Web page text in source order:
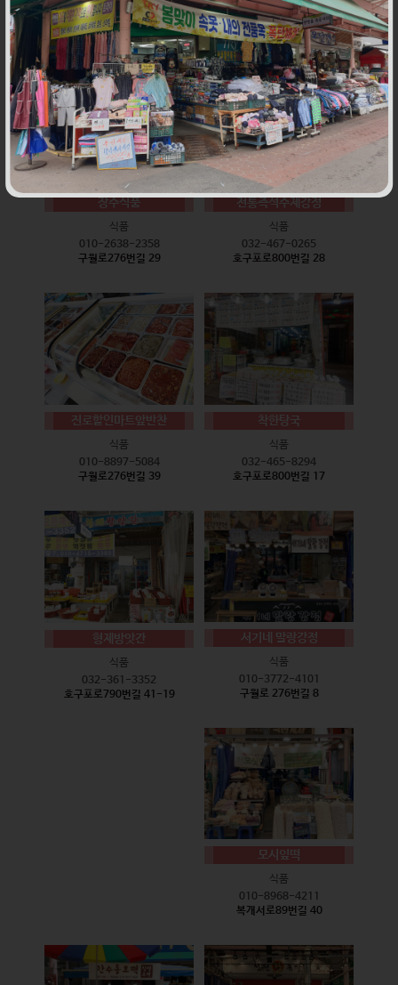
식품
010-9528-3759
구월로276번길 17
식품
032-468-6024
구월로276번길 29
장수식품
식품
010-2638-2358
구월로276번길 29
전통즉석수제강정
식품
032-467-0265
호구포로800번길 28
진로할인마트앞반찬
식품
010-8897-5084
구월로276번길 39
착한탕국
식품
032-465-8294
호구포로800번길 17
형제방앗간
식품
032-361-3352
호구포로790번길 41-19
서기네 말랑강정
식품
010-3772-4101
구월로 276번길 8
모시잎떡
식품
010-8968-4211
복개서로89번길 40